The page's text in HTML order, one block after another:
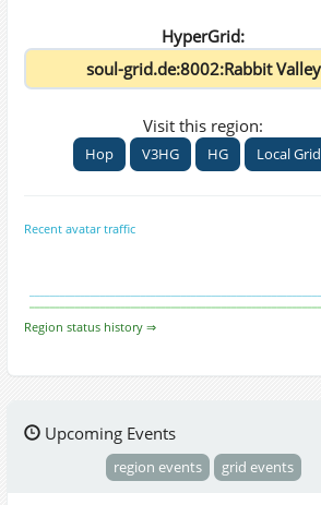
HyperGrid:
Visit this region:
Hop V3HG HG Local Grid
Recent avatar traffic
Region status history ⇒
Upcoming Events
region events grid events